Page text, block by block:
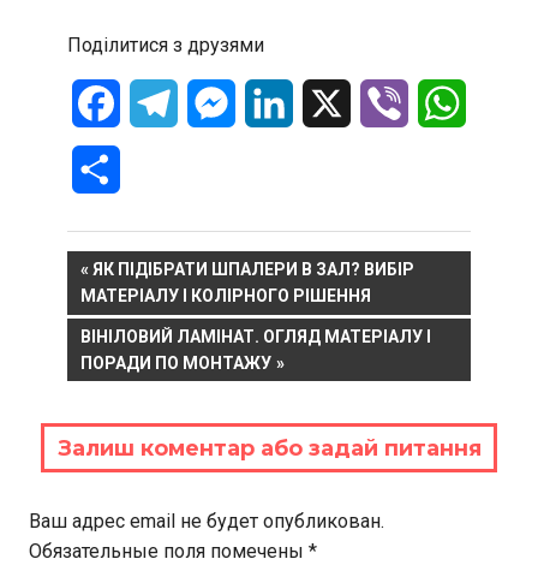
Поділитися з друзями
FacebookTelegramMessenger
LinkedIn Viber
Навигация
по
записям
PREVIOUS
POST:
ЯК ПІДІБРАТИ ШПАЛЕРИ В ЗАЛ? ВИБІР
МАТЕРІАЛУ І КОЛІРНОГО РІШЕННЯ
NEXT
POST:
ВІНІЛОВИЙ ЛАМІНАТ. ОГЛЯД МАТЕРІАЛУ І
ПОРАДИ ПО МОНТАЖУ
Залиш коментар або задай питання
Ваш адрес email не будет опубликован.
Обязательные поля помечены *